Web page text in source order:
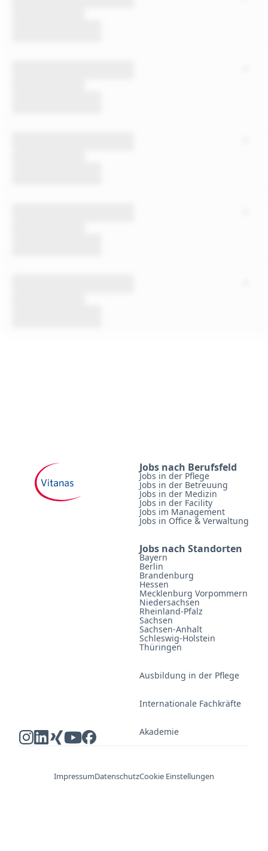
Jobs nach Berufsfeld
Jobs in der Pflege
Jobs in der Betreuung
Jobs in der Medizin
Jobs in der Facility
Jobs im Management
Jobs in Office & Verwaltung
Jobs nach Standorten
Bayern
Berlin
Brandenburg
Hessen
Mecklenburg Vorpommern
Niedersachsen
Rheinland-Pfalz
Sachsen
Sachsen-Anhalt
Schleswig-Holstein
Thüringen
Ausbildung in der Pflege
Internationale Fachkräfte
Akademie
ImpressumDatenschutzCookie Einstellungen